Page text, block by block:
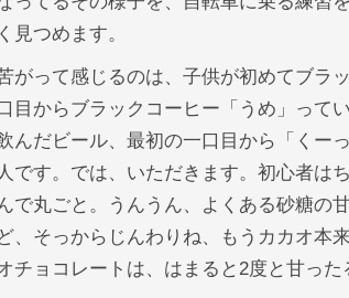
見つめます。
がって感じるのは、子供が初めてブラ
目からブラックコーヒー「うめ」って
んだビール、最初の一口目から「くー
です。では、いただきます。初心者は
で丸ごと。うんうん、よくある砂糖の
、そっからじんわりね、もうカカオ本
チョコレートは、はまると2度と甘っ